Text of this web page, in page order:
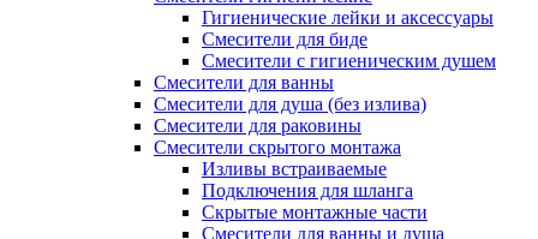
Гигиенические лейки и аксессуары
Смесители для биде
Смесители с гигиеническим душем
Смесители для ванны
Смесители для душа (без излива)
Смесители для раковины
Смесители скрытого монтажа
Изливы встраиваемые
Подключения для шланга
Скрытые монтажные части
Смесители для ванны и душа